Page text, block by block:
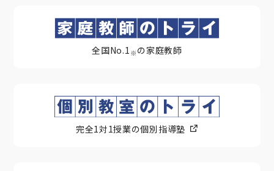
全国No.1 ※ の家庭教師
完全1対1授業の個別指導塾